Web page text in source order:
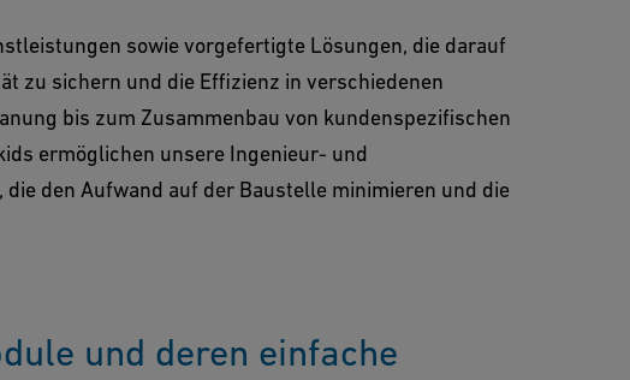
sowie vorgefertigte Lösungen, die darauf
zu sichern und die Effizienz in verschiedenen
bis zum Zusammenbau von kundenspezifischen
ermöglichen unsere Ingenieur- und
den Aufwand auf der Baustelle minimieren und die
und deren einfache